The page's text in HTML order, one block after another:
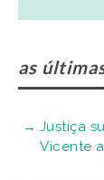
as
Justiça
Vicente